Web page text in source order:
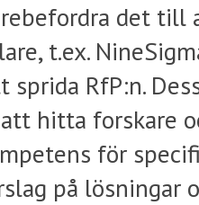
det till
t.ex.
sprida RfP:n.
hitta forskare
för
på lösningar